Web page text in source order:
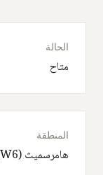
الحالة
متاح
المنطقة
هامرسميث (W6)